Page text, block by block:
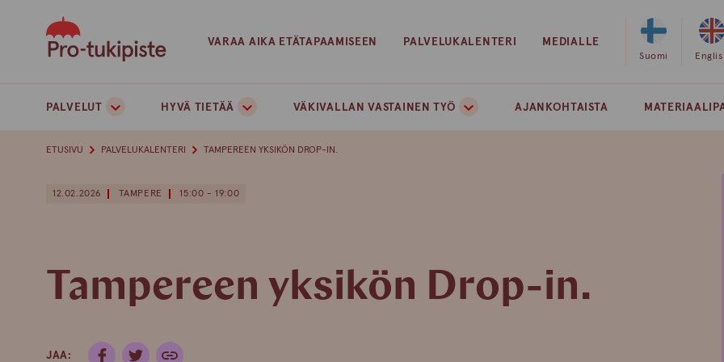
VARAA AIKA ETÄTAPAAMISEEN PALVELUKALENTERI MEDIALLE
Valitse
Suomi
PALVELUT HYVÄ TIETÄÄ VÄKIVALLAN VASTAINEN TYÖ AJANKOHTAISTA
ETUSIVU PALVELUKALENTERI TAMPEREEN YKSIKÖN DROP-IN.
12.02.2026 TAMPERE 15:00 - 19:00
Tampereen yksikön Drop-in.
JAA: